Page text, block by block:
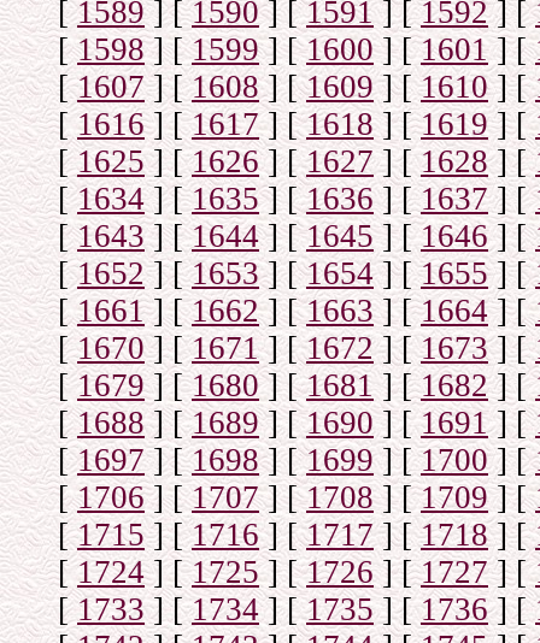
[1589] [1590] [1591] [1592] [
[1598] [1599] [1600] [1601] [
[1607] [1608] [1609] [1610] [
[1616] [1617] [1618] [1619] [
[1625] [1626] [1627] [1628] [
[1634] [1635] [1636 ] [1637] [
[1643] [1644] [1645] [1646] [
[1652] [1653] [1654] [1655] [
[1661] [1662] [1663] [1664] [
[1670] [1671] [1672] [1673] [
[1679] [1680] [1681 ] [1682] [
[1688] [1689] [1690] [1691] [
[1697] [1698] [1699] [1700] [
[1706] [1707] [1708] [1709] [
[1715] [1716] [1717] [1718] [
[1724] [1725] [1726] [1727] [
[1733] [1734] [1735] [1736] [